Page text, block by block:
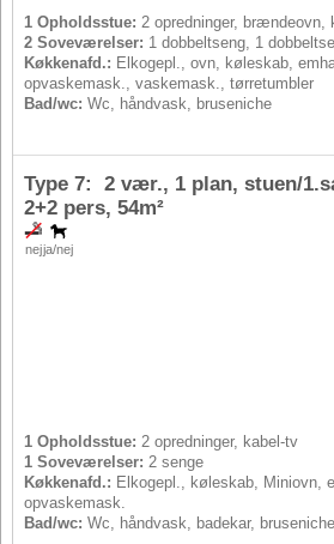
1 Opholdsstue: 2 opredninger, brændeovn,
2 Soveværelser: 1 dobbeltseng, 1
Køkkenafd.: Elkogepl., ovn, køleskab,
opvaskemask., vaskemask., tørretumbler
Bad/wc: Wc, håndvask, bruseniche
nejja/nej
Type 7: 2 vær., 1 plan, stuen/
2+2 pers, 54m²
1 Opholdsstue: 2 opredninger, kabel-tv
1 Soveværelser: 2 senge
Køkkenafd.: Elkogepl., køleskab, Miniovn,
opvaskemask.
Bad/wc: Wc, håndvask, badekar, bruseniche